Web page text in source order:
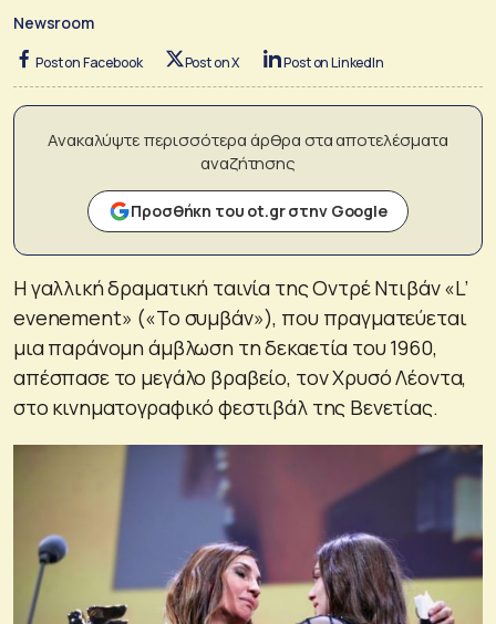
Newsroom
Post on Facebook Post on X Post on LinkedIn
Ανακαλύψτε περισσότερα άρθρα στα αποτελέσματα
αναζήτησης
Προσθήκη του ot.gr στην Google
Η γαλλική δραματική ταινία της Οντρέ Ντιβάν «L’
evenement» («Το συμβάν»), που πραγματεύεται
μια παράνομη άμβλωση τη δεκαετία του 1960,
απέσπασε το μεγάλο βραβείο, τον Χρυσό Λέοντα,
στο κινηματογραφικό φεστιβάλ της Βενετίας.